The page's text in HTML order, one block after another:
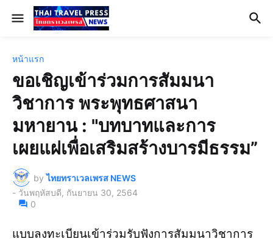
หน้าแรก
ขอเชิญเข้าร่วมการสัมมนา
วิชาการ พระพุทธศาสนา
มหายาน : "บทบาทและการ
เผยแผ่เพื่อเสริมสร้างบารมีธรรม”
by ไทยทราเวลเพรส NEWS
- วันพฤหัสบดี, กันยายน 30, 2564
0
แบบลงทะเบียนเข้าร่วมรับฟังการสัมมนาวิชาการ